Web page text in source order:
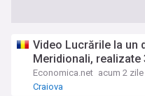
Video Lucrările la un
Meridionali, realizate
Economica.net acum 2 zile
Craiova